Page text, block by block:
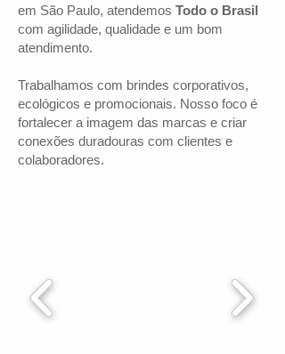
em São Paulo, atendemos Todo o Brasil
com agilidade, qualidade e um bom
atendimento.
Trabalhamos com brindes corporativos,
ecológicos e promocionais. Nosso foco é
fortalecer a imagem das marcas e criar
conexões duradouras com clientes e
colaboradores.